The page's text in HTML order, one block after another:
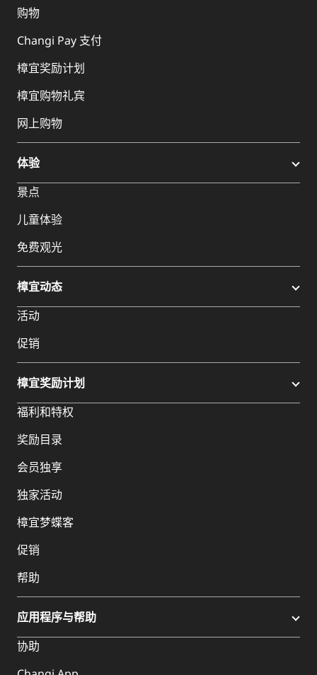
购物
Changi Pay 支付
樟宜奖励计划
樟宜购物礼宾
网上购物
体验
景点
儿童体验
免费观光
樟宜动态
活动
促销
樟宜奖励计划
福利和特权
奖励目录
会员独享
独家活动
樟宜梦蝶客
促销
帮助
应用程序与帮助
协助